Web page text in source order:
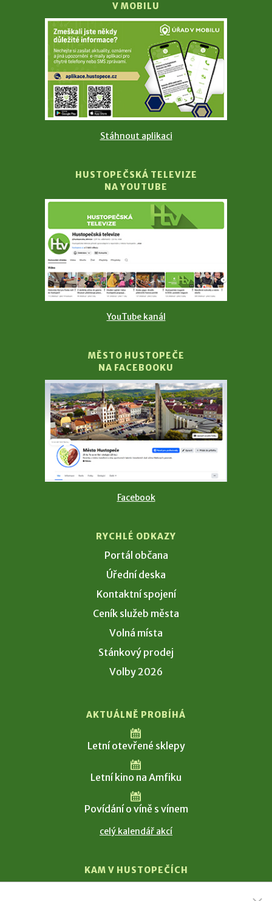
V MOBILU
Stáhnout aplikaci
HUSTOPEČSKÁ TELEVIZE
NA YOUTUBE
YouTube kanál
MĚSTO HUSTOPEČE
NA FACEBOOKU
Facebook
RYCHLÉ ODKAZY
Portál občana
Úřední deska
Kontaktní spojení
Ceník služeb města
Volná místa
Stánkový prodej
Volby 2026
AKTUÁLNĚ PROBÍHÁ
Letní otevřené sklepy
Letní kino na Amfiku
Povídání o víně s vínem
celý kalendář akcí
KAM V HUSTOPEČÍCH